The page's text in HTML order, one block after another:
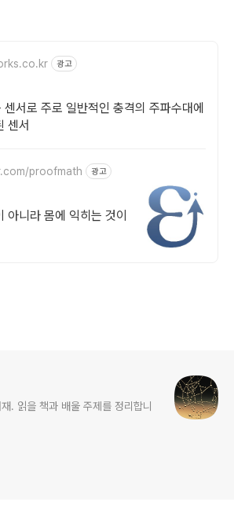
광고
서로 주로 일반적인 충격의 주파수대에
센서
proofmath 광고
아니라 몸에 익히는 것이
. 읽을 책과 배울 주제를 정리합니